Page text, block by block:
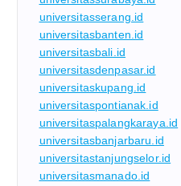
universitasserang.id
universitasbanten.id
universitasbali.id
universitasdenpasar.id
universitaskupang.id
universitaspontianak.id
universitaspalangkaraya.id
universitasbanjarbaru.id
universitastanjungselor.id
universitasmanado.id